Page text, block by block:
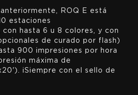
ROQ E está
estaciones
hasta 6 u 8 colores, y con
de curado por flash)
900 impresiones por hora
máxima de
¡Siempre con el sello de